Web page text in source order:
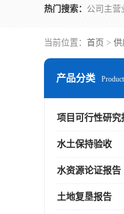
热门搜索：
当前位置： 首页 > 供
产品分类 Product
项目可行性研究
水土保持验收
水资源论证报告
土地复垦报告